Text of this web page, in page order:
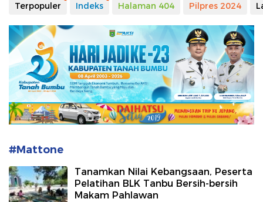
Terpopuler Indeks Halaman 404 Pilpres 2024
#Mattone
Tanamkan Nilai Kebangsaan, Peserta
Pelatihan BLK Tanbu Bersih-bersih
Makam Pahlawan